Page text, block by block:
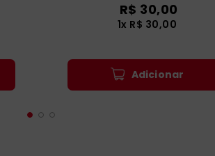
R$ 30,00
1x R$ 30,00
Adicionar